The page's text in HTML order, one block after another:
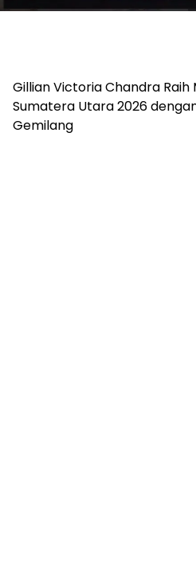
Gillian Victoria Chandra
Sumatera Utara 2026
Gemilang